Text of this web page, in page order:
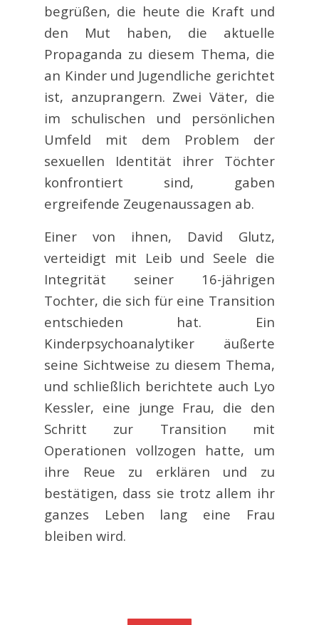
begrüßen, die heute die Kraft und
den Mut haben, die aktuelle
Propaganda zu diesem Thema, die
an Kinder und Jugendliche gerichtet
ist, anzuprangern. Zwei Väter, die
im schulischen und persönlichen
Umfeld mit dem Problem der
sexuellen Identität ihrer Töchter
konfrontiert sind, gaben
ergreifende Zeugenaussagen ab.
Einer von ihnen, David Glutz,
verteidigt mit Leib und Seele die
Integrität seiner 16-jährigen
Tochter, die sich für eine Transition
entschieden hat. Ein
Kinderpsychoanalytiker äußerte
seine Sichtweise zu diesem Thema,
und schließlich berichtete auch Lyo
Kessler, eine junge Frau, die den
Schritt zur Transition mit
Operationen vollzogen hatte, um
ihre Reue zu erklären und zu
bestätigen, dass sie trotz allem ihr
ganzes Leben lang eine Frau
bleiben wird.